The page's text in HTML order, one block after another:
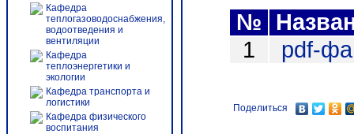
Кафедра
теплогазоводоснабжения,
водоотведения и
вентиляции
Кафедра
теплоэнергетики и
экологии
Кафедра транспорта и
логистики
Кафедра физического
воспитания
№
1
pdf-
Поделиться